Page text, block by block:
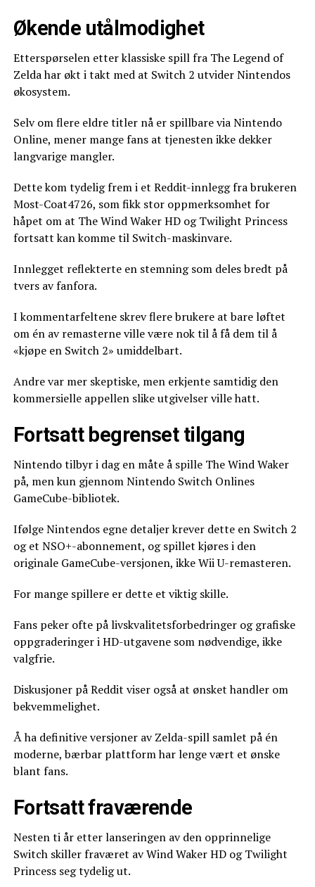
Økende utålmodighet
Etterspørselen etter klassiske spill fra The Legend of
Zelda har økt i takt med at Switch 2 utvider Nintendos
økosystem.
Selv om flere eldre titler nå er spillbare via Nintendo
Online, mener mange fans at tjenesten ikke dekker
langvarige mangler.
Dette kom tydelig frem i et Reddit-innlegg fra brukeren
Most-Coat4726, som fikk stor oppmerksomhet for
håpet om at The Wind Waker HD og Twilight Princess
fortsatt kan komme til Switch-maskinvare.
Innlegget reflekterte en stemning som deles bredt på
tvers av fanfora.
I kommentarfeltene skrev flere brukere at bare løftet
om én av remasterne ville være nok til å få dem til å
«kjøpe en Switch 2» umiddelbart.
Andre var mer skeptiske, men erkjente samtidig den
kommersielle appellen slike utgivelser ville hatt.
Fortsatt begrenset tilgang
Nintendo tilbyr i dag en måte å spille The Wind Waker
på, men kun gjennom Nintendo Switch Onlines
GameCube-bibliotek.
Ifølge Nintendos egne detaljer krever dette en Switch 2
og et NSO+-abonnement, og spillet kjøres i den
originale GameCube-versjonen, ikke Wii U-remasteren.
For mange spillere er dette et viktig skille.
Fans peker ofte på livskvalitetsforbedringer og grafiske
oppgraderinger i HD-utgavene som nødvendige, ikke
valgfrie.
Diskusjoner på Reddit viser også at ønsket handler om
bekvemmelighet.
Å ha definitive versjoner av Zelda-spill samlet på én
moderne, bærbar plattform har lenge vært et ønske
blant fans.
Fortsatt fraværende
Nesten ti år etter lanseringen av den opprinnelige
Switch skiller fraværet av Wind Waker HD og Twilight
Princess seg tydelig ut.